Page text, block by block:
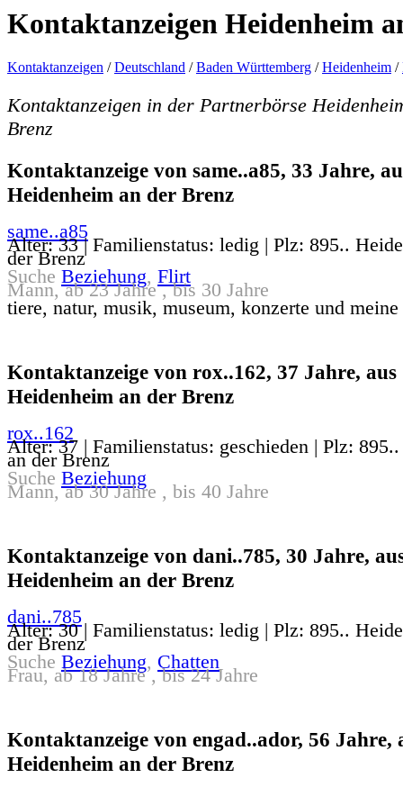
Kontaktanzeigen Heidenheim
Kontaktanzeigen /Deutschland /Baden Württemberg /Heidenheim /
Kontaktanzeigen in der Partnerbörse
Brenz
Kontaktanzeige von same..a85, 33 Jahre,
Heidenheim an der Brenz
same..a85
Alter: 33 | Familienstatus: ledig | Plz: 895..
der Brenz
Suche Beziehung, Flirt
Mann, ab 23 Jahre , bis 30 Jahre
tiere, natur, musik, museum, konzerte und
Kontaktanzeige von rox..162, 37 Jahre, aus
Heidenheim an der Brenz
rox..162
Alter: 37 | Familienstatus: geschieden | Plz:
an der Brenz
Suche Beziehung
Mann, ab 30 Jahre , bis 40 Jahre
Kontaktanzeige von dani..785, 30 Jahre,
Heidenheim an der Brenz
dani..785
Alter: 30 | Familienstatus: ledig | Plz: 895..
der Brenz
Suche Beziehung, Chatten
Frau, ab 18 Jahre , bis 24 Jahre
Kontaktanzeige von engad..ador, 56 Jahre,
Heidenheim an der Brenz